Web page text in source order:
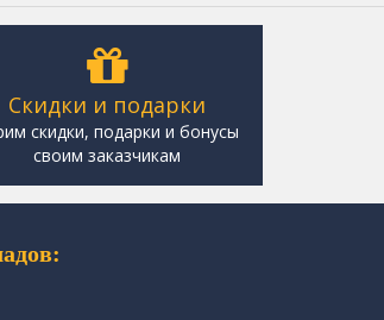
Скидки и подарки
скидки, подарки и бонусы
своим заказчикам